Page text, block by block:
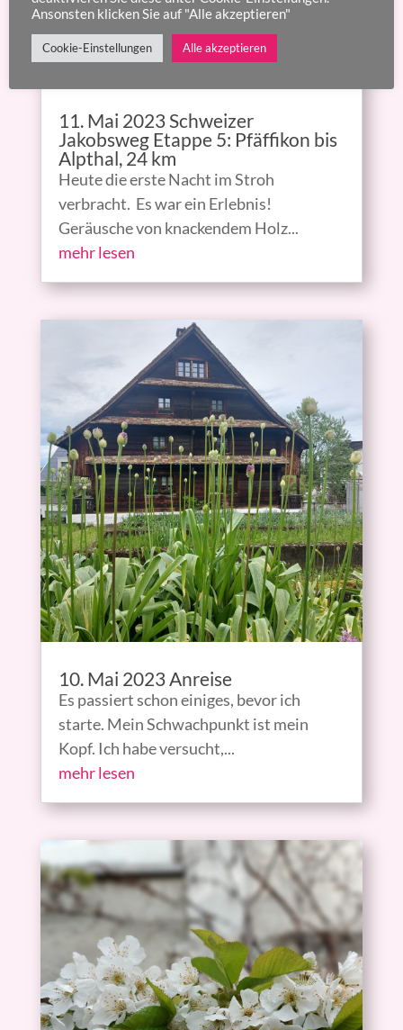
11. Mai 2023 Schweizer
Jakobsweg Etappe 5: Pfäffikon bis
Alpthal, 24 km
Heute die erste Nacht im Stroh
verbracht. Es war ein Erlebnis!
Geräusche von knackendem Holz...
mehr lesen
10. Mai 2023 Anreise
Es passiert schon einiges, bevor ich
starte. Mein Schwachpunkt ist mein
Kopf. Ich habe versucht,...
mehr lesen
Ansonsten klicken Sie auf "Alle akzeptieren"
Cookie-Einstellungen Alle akzeptieren